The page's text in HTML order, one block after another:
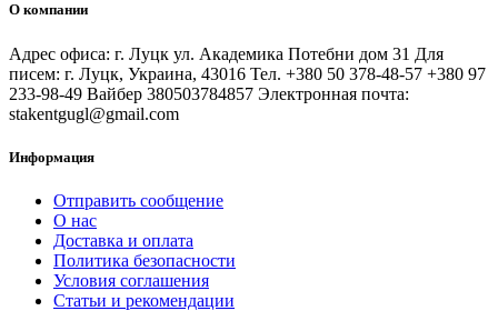
О компании
Адрес офиса: г. Луцк ул. Академика Потебни дом 31 Для
писем: г. Луцк, Украина, 43016 Тел. +380 50 378-48-57 +380 97
233-98-49 Вайбер 380503784857 Электронная почта:
stakentgugl@gmail.com
Информация
Отправить сообщение
О нас
Доставка и оплата
Политика безопасности
Условия соглашения
Статьи и рекомендации